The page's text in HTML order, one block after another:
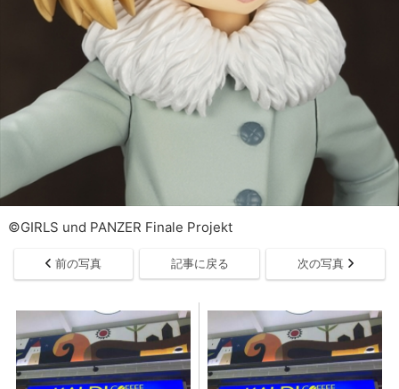
©GIRLS und PANZER Finale Projekt
前の写真 記事に戻る 次の写真